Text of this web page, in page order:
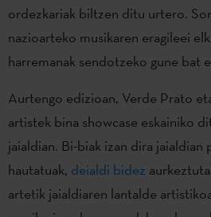
ordezkariak biltzen ditu urtero.
nazioarteko musikaren eragileei
harremanak sendotzeko gune bat
Aurtengo edizioan, Verde Prato
artistek bina showcase eskainiko
jaialdian. Bi-biak izan dira
hautatuak, deialdi bidez
artetik jaialdiaren lantalde